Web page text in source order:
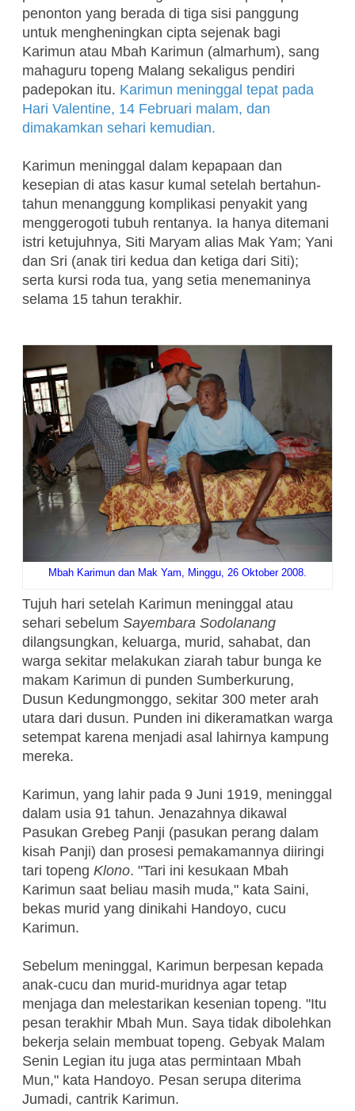
penonton yang berada di tiga sisi panggung
untuk mengheningkan cipta sejenak bagi
Karimun atau Mbah Karimun (almarhum), sang
mahaguru topeng Malang sekaligus pendiri
padepokan itu. Karimun meninggal tepat pada
Hari Valentine, 14 Februari malam, dan
dimakamkan sehari kemudian.
Karimun meninggal dalam kepapaan dan
kesepian di atas kasur kumal setelah bertahun-
tahun menanggung komplikasi penyakit yang
menggerogoti tubuh rentanya. Ia hanya ditemani
istri ketujuhnya, Siti Maryam alias Mak Yam; Yani
dan Sri (anak tiri kedua dan ketiga dari Siti);
serta kursi roda tua, yang setia menemaninya
selama 15 tahun terakhir.
Mbah Karimun dan Mak Yam, Minggu, 26 Oktober 2008.
Tujuh hari setelah Karimun meninggal atau
sehari sebelum Sayembara Sodolanang
dilangsungkan, keluarga, murid, sahabat, dan
warga sekitar melakukan ziarah tabur bunga ke
makam Karimun di punden Sumberkurung,
Dusun Kedungmonggo, sekitar 300 meter arah
utara dari dusun. Punden ini dikeramatkan warga
setempat karena menjadi asal lahirnya kampung
mereka.
Karimun, yang lahir pada 9 Juni 1919, meninggal
dalam usia 91 tahun. Jenazahnya dikawal
Pasukan Grebeg Panji (pasukan perang dalam
kisah Panji) dan prosesi pemakamannya diiringi
tari topeng Klono. "Tari ini kesukaan Mbah
Karimun saat beliau masih muda," kata Saini,
bekas murid yang dinikahi Handoyo, cucu
Karimun.
Sebelum meninggal, Karimun berpesan kepada
anak-cucu dan murid-muridnya agar tetap
menjaga dan melestarikan kesenian topeng. "Itu
pesan terakhir Mbah Mun. Saya tidak dibolehkan
bekerja selain membuat topeng. Gebyak Malam
Senin Legian itu juga atas permintaan Mbah
Mun," kata Handoyo. Pesan serupa diterima
Jumadi, cantrik Karimun.